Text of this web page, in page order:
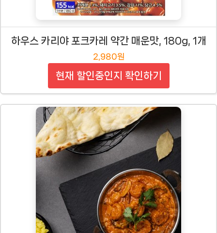
하우스 카리야 포크카레 약간 매운맛, 180g, 1개
2,980원
현재 할인중인지 확인하기